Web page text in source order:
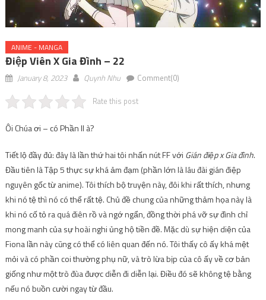
ANIME - MANGA
Điệp Viên X Gia Đình – 22
January 8, 2023 Quynh Nhu Comment(0)
Rate this post
Ôi Chúa ơi – có Phần II à?
Tiết lộ đầy đủ: đây là lần thứ hai tôi nhấn nút FF với Gián điệp x Gia đình.
Đầu tiên là Tập 5 thực sự khá ảm đạm (phần lớn là lâu đài gián điệp
nguyên gốc từ anime). Tôi thích bộ truyện này, đôi khi rất thích, nhưng
khi nó tệ thì nó có thể rất tệ. Chủ đề chung của những thảm họa này là
khi nó cố tỏ ra quá điên rồ và ngớ ngẩn, đồng thời phá vỡ sự đình chỉ
mong manh của sự hoài nghi ủng hộ tiền đề. Mặc dù sự hiện diện của
Fiona lần này cũng có thể có liên quan đến nó. Tôi thấy cô ấy khá mệt
mỏi và có phần coi thường phụ nữ, và trò lừa bịp của cô ấy về cơ bản
giống như một trò đùa được diễn đi diễn lại. Điều đó sẽ không tệ bằng
nếu nó buồn cười ngay từ đầu.